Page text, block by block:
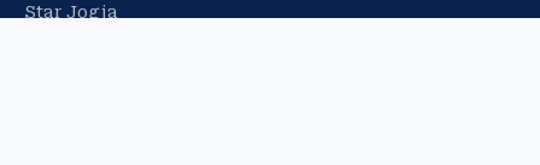
Star Jogja